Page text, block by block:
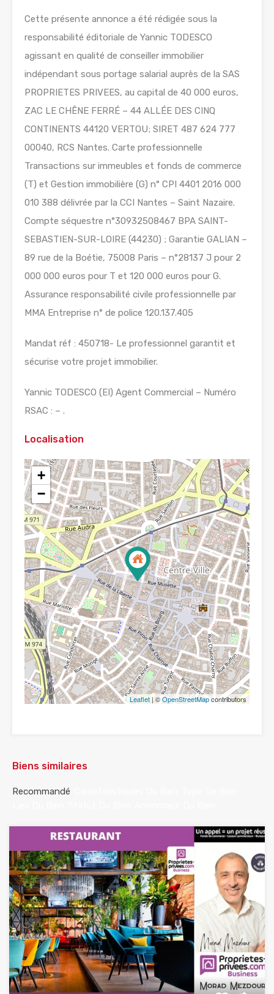
Cette présente annonce a été rédigée sous la
responsabilité éditoriale de Yannic TODESCO
agissant en qualité de conseiller immobilier
indépendant sous portage salarial auprès de la SAS
PROPRIETES PRIVEES, au capital de 40 000 euros,
ZAC LE CHÊNE FERRÉ – 44 ALLÉE DES CINQ
CONTINENTS 44120 VERTOU; SIRET 487 624 777
00040, RCS Nantes. Carte professionnelle
Transactions sur immeubles et fonds de commerce
(T) et Gestion immobilière (G) n° CPI 4401 2016 000
010 388 délivrée par la CCI Nantes – Saint Nazaire.
Compte séquestre n°30932508467 BPA SAINT-
SEBASTIEN-SUR-LOIRE (44230) ; Garantie GALIAN –
89 rue de la Boétie, 75008 Paris – n°28137 J pour 2
000 000 euros pour T et 120 000 euros pour G.
Assurance responsabilité civile professionnelle par
MMA Entreprise n° de police 120.137.405
Mandat réf : 450718- Le professionnel garantit et
sécurise votre projet immobilier.
Yannic TODESCO (EI) Agent Commercial – Numéro
RSAC : – .
Localisation
+
−
Leaflet | ©OpenStreetMapcontributors
Biens similaires
Recommandé